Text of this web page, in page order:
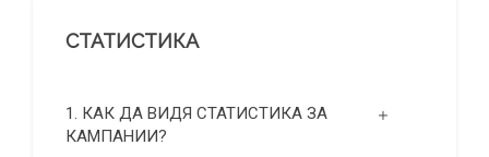
СТАТИСТИКА
1. КАК ДА ВИДЯ СТАТИСТИКА ЗА
КАМПАНИИ?